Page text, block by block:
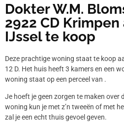
Dokter W.M.
2922 CD Krimpen
IJssel te koop
Deze prachtige woning staat te koop
12 D. Het huis heeft 3 kamers en een
woning staat op een perceel van .
Je hoeft je geen zorgen te maken over
woning kun je met z’n tweeën of met
zal je een echt thuis gevoel geven.